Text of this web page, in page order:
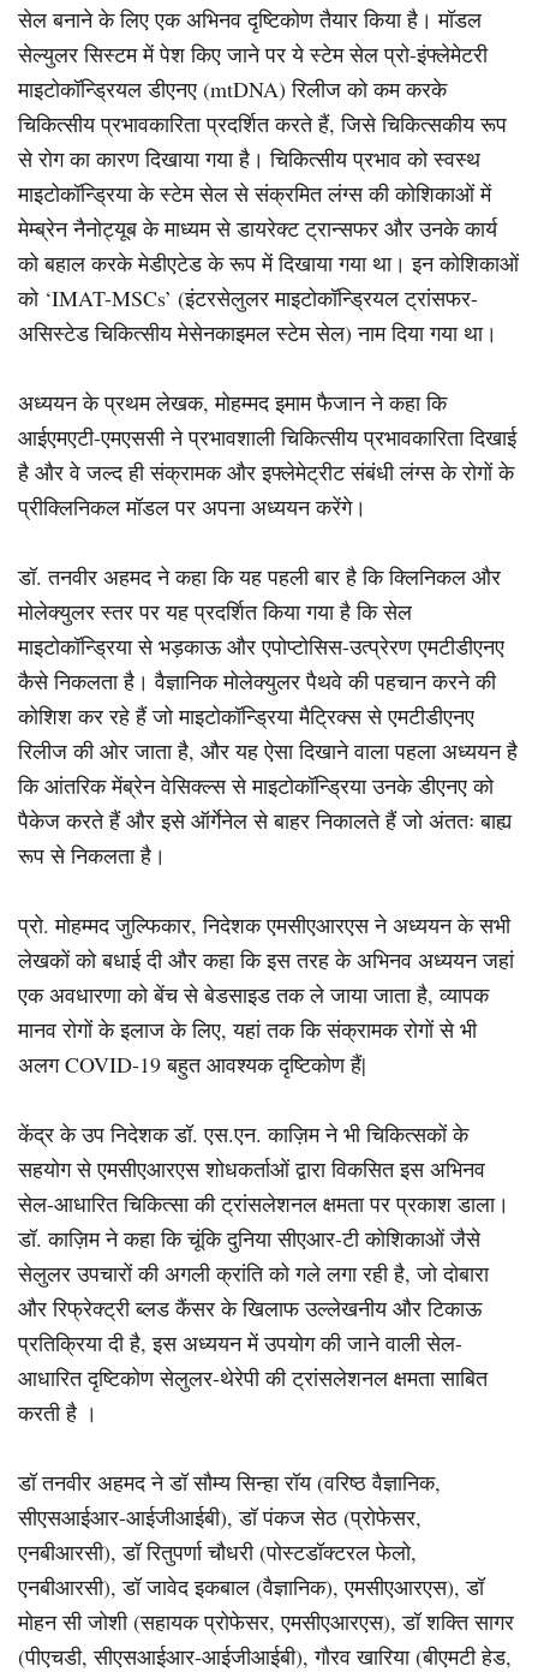
सेल बनाने के लिए एक अभिनव दृष्टिकोण तैयार किया है। मॉडल
सेल्युलर सिस्टम में पेश किए जाने पर ये स्टेम सेल प्रो-इंफ्लेमेटरी
माइटोकॉन्ड्रियल डीएनए (mtDNA) रिलीज को कम करके
चिकित्सीय प्रभावकारिता प्रदर्शित करते हैं, जिसे चिकित्सकीय रूप
से रोग का कारण दिखाया गया है। चिकित्सीय प्रभाव को स्वस्थ
माइटोकॉन्ड्रिया के स्टेम सेल से संक्रमित लंग्स की कोशिकाओं में
मेम्ब्रेन नैनोट्यूब के माध्यम से डायरेक्ट ट्रान्सफर और उनके कार्य
को बहाल करके मेडीएटेड के रूप में दिखाया गया था। इन कोशिकाओं
को ‘IMAT-MSCs’ (इंटरसेलुलर माइटोकॉन्ड्रियल ट्रांसफर-
असिस्टेड चिकित्सीय मेसेनकाइमल स्टेम सेल) नाम दिया गया था।
अध्ययन के प्रथम लेखक, मोहम्मद इमाम फैजान ने कहा कि
आईएमएटी-एमएससी ने प्रभावशाली चिकित्सीय प्रभावकारिता दिखाई
है और वे जल्द ही संक्रामक और इफ्लेमेट्रीट संबंधी लंग्स के रोगों के
प्रीक्लिनिकल मॉडल पर अपना अध्ययन करेंगे।
डॉ. तनवीर अहमद ने कहा कि यह पहली बार है कि क्लिनिकल और
मोलेक्युलर स्तर पर यह प्रदर्शित किया गया है कि सेल
माइटोकॉन्ड्रिया से भड़काऊ और एपोप्टोसिस-उत्प्रेरण एमटीडीएनए
कैसे निकलता है। वैज्ञानिक मोलेक्युलर पैथवे की पहचान करने की
कोशिश कर रहे हैं जो माइटोकॉन्ड्रिया मैट्रिक्स से एमटीडीएनए
रिलीज की ओर जाता है, और यह ऐसा दिखाने वाला पहला अध्ययन है
कि आंतरिक मेंब्रेन वेसिक्ल्स से माइटोकॉन्ड्रिया उनके डीएनए को
पैकेज करते हैं और इसे ऑर्गेनेल से बाहर निकालते हैं जो अंततः बाह्य
रूप से निकलता है।
प्रो. मोहम्मद जुल्फिकार, निदेशक एमसीएआरएस ने अध्ययन के सभी
लेखकों को बधाई दी और कहा कि इस तरह के अभिनव अध्ययन जहां
एक अवधारणा को बेंच से बेडसाइड तक ले जाया जाता है, व्यापक
मानव रोगों के इलाज के लिए, यहां तक कि संक्रामक रोगों से भी
अलग COVID-19 बहुत आवश्यक दृष्टिकोण हैं|
केंद्र के उप निदेशक डॉ. एस.एन. काज़िम ने भी चिकित्सकों के
सहयोग से एमसीएआरएस शोधकर्ताओं द्वारा विकसित इस अभिनव
सेल-आधारित चिकित्सा की ट्रांसलेशनल क्षमता पर प्रकाश डाला।
डॉ. काज़िम ने कहा कि चूंकि दुनिया सीएआर-टी कोशिकाओं जैसे
सेलुलर उपचारों की अगली क्रांति को गले लगा रही है, जो दोबारा
और रिफ्रेक्ट्री ब्लड कैंसर के खिलाफ उल्लेखनीय और टिकाऊ
प्रतिक्रिया दी है, इस अध्ययन में उपयोग की जाने वाली सेल-
आधारित दृष्टिकोण सेलुलर-थेरेपी की ट्रांसलेशनल क्षमता साबित
करती है ।
डॉ तनवीर अहमद ने डॉ सौम्य सिन्हा रॉय (वरिष्ठ वैज्ञानिक,
सीएसआईआर-आईजीआईबी), डॉ पंकज सेठ (प्रोफेसर,
एनबीआरसी), डॉ रितुपर्णा चौधरी (पोस्टडॉक्टरल फेलो,
एनबीआरसी), डॉ जावेद इकबाल (वैज्ञानिक), एमसीएआरएस), डॉ
मोहन सी जोशी (सहायक प्रोफेसर, एमसीएआरएस), डॉ शक्ति सागर
(पीएचडी, सीएसआईआर-आईजीआईबी), गौरव खारिया (बीएमटी हेड,